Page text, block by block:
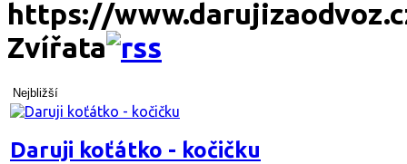
Zvířata
Nejbližší
Daruji koťátko - kočičku